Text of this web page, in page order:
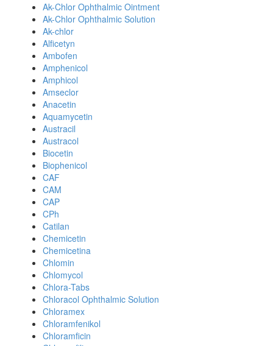
Ak-Chlor Ophthalmic Ointment
Ak-Chlor Ophthalmic Solution
Ak-chlor
Alficetyn
Ambofen
Amphenicol
Amphicol
Amseclor
Anacetin
Aquamycetin
Austracil
Austracol
Biocetin
Biophenicol
CAF
CAM
CAP
CPh
Catilan
Chemicetin
Chemicetina
Chlomin
Chlomycol
Chlora-Tabs
Chloracol Ophthalmic Solution
Chloramex
Chloramfenikol
Chloramficin